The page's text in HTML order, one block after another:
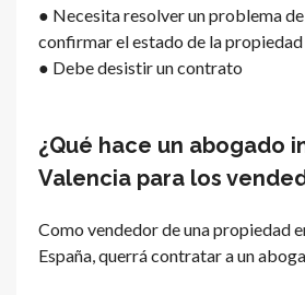
● Necesita resolver un problema
confirmar el estado de la propiedad
● Debe desistir un contrato
¿Qué hace un abogado
Valencia para los
Como vendedor de una propiedad
España, querrá contratar a un